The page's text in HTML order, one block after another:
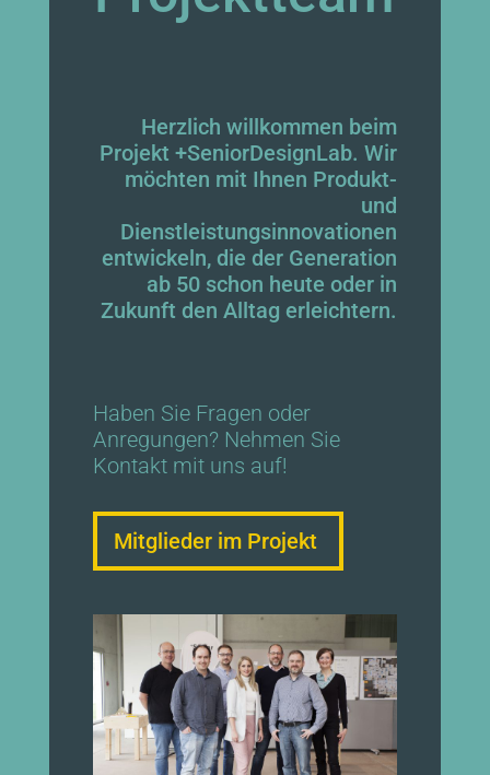
Herzlich willkommen beim
Projekt +SeniorDesignLab. Wir
möchten mit Ihnen Produkt-
und
Dienstleistungsinnovationen
entwickeln, die der Generation
ab 50 schon heute oder in
Zukunft den Alltag erleichtern.
Haben Sie Fragen oder
Anregungen? Nehmen Sie
Kontakt mit uns auf!
Mitglieder im Projekt